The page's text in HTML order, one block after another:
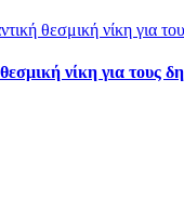
νίκη για τους